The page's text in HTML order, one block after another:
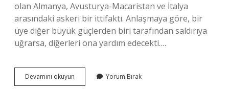
olan Almanya, Avusturya-Macaristan ve İtalya
arasındaki askeri bir ittifaktı. Anlaşmaya göre, bir
üye diğer büyük güçlerden biri tarafından saldırıya
uğrarsa, diğerleri ona yardım edecekti.…
Devamını okuyun Anlaşma
Devletleri
Yorum Bırak